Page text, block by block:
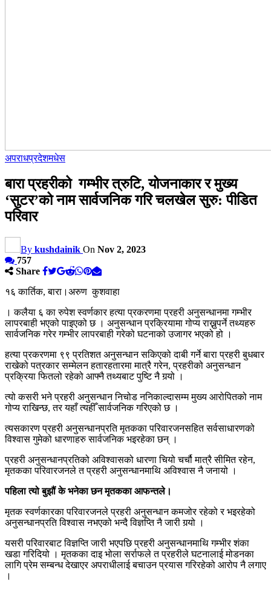
अपराधप्रदेशमधेस
बारा प्रहरीको गम्भीर त्रुटि, योजनाकार र मुख्य
‘सुटर’को नाम सार्वजनिक गरि चलखेल सुरु: पीडित
परिवार
By kushdainik On Nov 2, 2023
757
Share
१६ कार्तिक, बारा।अरुण कुशवाहा
। कलैया ६ का रुपेश स्वर्णकार हत्या प्रकरणमा प्रहरी अनुसन्धानमा गम्भीर
लापरबाही भएको पाइएको छ । अनुसन्धान प्रक्रियामा गोप्य राख्नुपर्ने तथ्यहरु
सार्वजनिक गरेर गम्भीर लापरबाही गरेको घटनाको उजागर भएको हो ।
हत्या प्रकरणमा ९९ प्रतिशत अनुसन्धान सकिएको दाबी गर्ने बारा प्रहरी बुधबार
राखेको पत्रकार सम्मेलन हतारहतारमा मात्रै गरेन, प्रहरीको अनुसन्धान
प्रक्रिया फितलो रहेको आफ्नै तथ्यबाट पुष्टि नै गर्‍यो ।
त्यो कसरी भने प्रहरी अनुसन्धान निचोड ननिकाल्दासम्म मुख्य आरोपितको नाम
गोप्य राखिन्छ, तर यहाँ त्यहीँ सार्वजनिक गरिएको छ ।
त्यसकारण प्रहरी अनुसन्धानप्रति मृतकका परिवारजनसहित सर्वसाधारणको
विश्वास गुमेको धारणाहरु सार्वजनिक भइरहेका छन् ।
प्रहरी अनुसन्धानप्रतिको अविश्वासको धारणा चियो चर्चौ मात्रै सीमित रहेन,
मृतकका परिवारजनले त प्रहरी अनुसन्धानमाथि अविश्वास नै जनायो ।
पहिला त्यो बुझौं के भनेका छन मृतकका आफन्तले।
मृतक स्वर्णकारका परिवारजनले प्रहरी अनुसन्धान कमजोर रहेको र भइरहेको
अनुसन्धानप्रति विश्वास नभएको भन्दै विज्ञप्ति नै जारी गर्‍यो ।
यसरी परिवारबाट विज्ञप्ति जारी भएपछि प्रहरी अनुसन्धानमाथि गम्भीर शंका
खडा गरिदियो । मृतकका दाइ भोला सर्राफले त प्रहरीले घटनालाई मोडनका
लागि प्रेम सम्बन्ध देखाएर अपराधीलाई बचाउन प्रयास गरिरहेको आरोप नै लगाए
।